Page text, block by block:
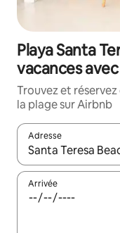
Playa Santa
vacances
Trouvez et
la plage sur Airbnb
Adresse
Lorsque les
Arrivée